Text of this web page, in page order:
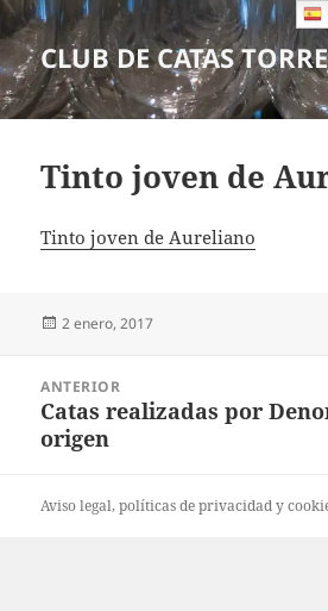
CLUB DE CATAS
Tinto joven de
Tinto joven de Aureliano
Publicado
2 enero, 2017
entradas
ANTERIOR
Entrada
anterior:
Catas realizadas por
origen
Aviso legal, políticas deprivacidady